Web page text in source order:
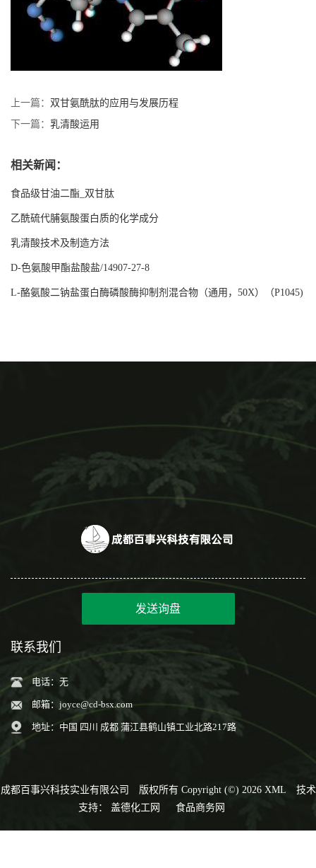
上一篇： 双甘氨酰肽的应用与发展历程
下一篇： 乳清酸运用
相关新闻：
食品级甘油二酯_双甘肽
乙酰硫代脯氨酸蛋白质的化学成分
乳清酸技术及制造方法
D-色氨酸甲酯盐酸盐/14907-27-8
L-酪氨酸二钠盐蛋白酶磷酸酶抑制剂混合物（通用，50X）（P1045)
发送询盘
联系我们
电话：无
邮箱： joyce@cd-bsx.com
地址：中国 四川 成都 蒲江县鹤山镇工业北路217路
成都百事兴科技实业有限公司 版权所有 Copyright (©) 2026 XML
技术
支持： 盖德化工网 食品商务网